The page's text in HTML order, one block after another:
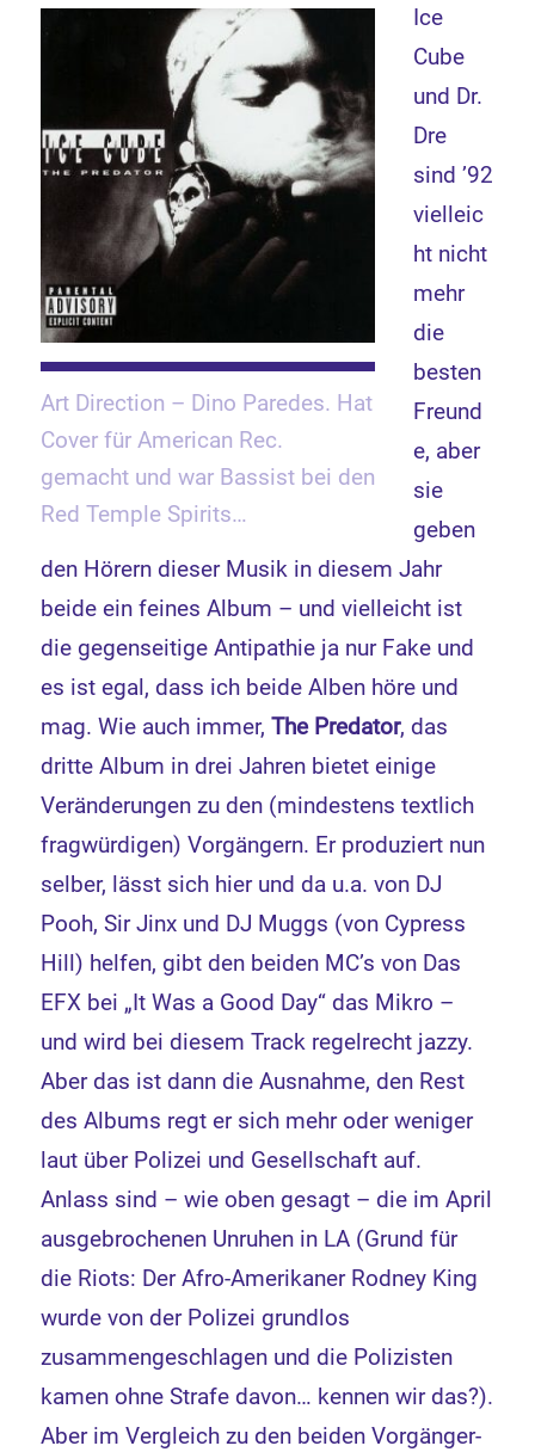
Art Direction – Dino Paredes. Hat
Cover für American Rec.
gemacht und war Bassist bei den
Red Temple Spirits…
Ice
Cube
und Dr.
Dre
sind ’92
vielleic
ht nicht
mehr
die
besten
Freund
e, aber
sie
geben
den Hörern dieser Musik in diesem Jahr
beide ein feines Album – und vielleicht ist
die gegenseitige Antipathie ja nur Fake und
es ist egal, dass ich beide Alben höre und
mag. Wie auch immer,The Predator, das
dritte Album in drei Jahren bietet einige
Veränderungen zu den (mindestens textlich
fragwürdigen) Vorgängern. Er produziert nun
selber, lässt sich hier und da u.a. von DJ
Pooh, Sir Jinx und DJ Muggs (von Cypress
Hill) helfen, gibt den beiden MC’s von Das
EFX bei „It Was a Good Day“ das Mikro –
und wird bei diesem Track regelrecht jazzy.
Aber das ist dann die Ausnahme, den Rest
des Albums regt er sich mehr oder weniger
laut über Polizei und Gesellschaft auf.
Anlass sind – wie oben gesagt – die im April
ausgebrochenen Unruhen in LA (Grund für
die Riots: Der Afro-Amerikaner Rodney King
wurde von der Polizei grundlos
zusammengeschlagen und die Polizisten
kamen ohne Strafe davon… kennen wir das?).
Aber im Vergleich zu den beiden Vorgänger-